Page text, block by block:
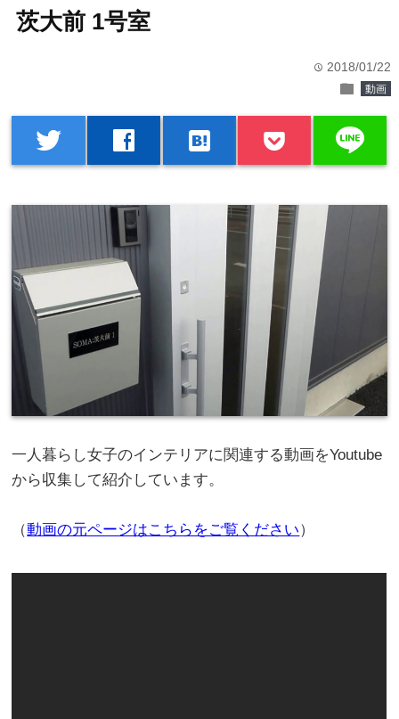
茨大前 1号室
time 2018/01/22
folder 動画
twitter facebook hatenabookmark line
一人暮らし女子のインテリアに関連する動画をYoutube
から収集して紹介しています。
（動画の元ページはこちらをご覧ください）